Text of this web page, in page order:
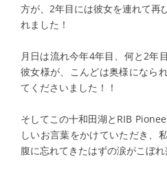
方が、2年目には彼女を連れて再
れました！
月日は流れ今年4年目、何と2年
彼女様が、こんどは奥様になら
てくださいました！！
そしてこの十和田湖とRIB
しいお言葉をかけていただき、
腹に忘れてきたはずの涙がこぼれ